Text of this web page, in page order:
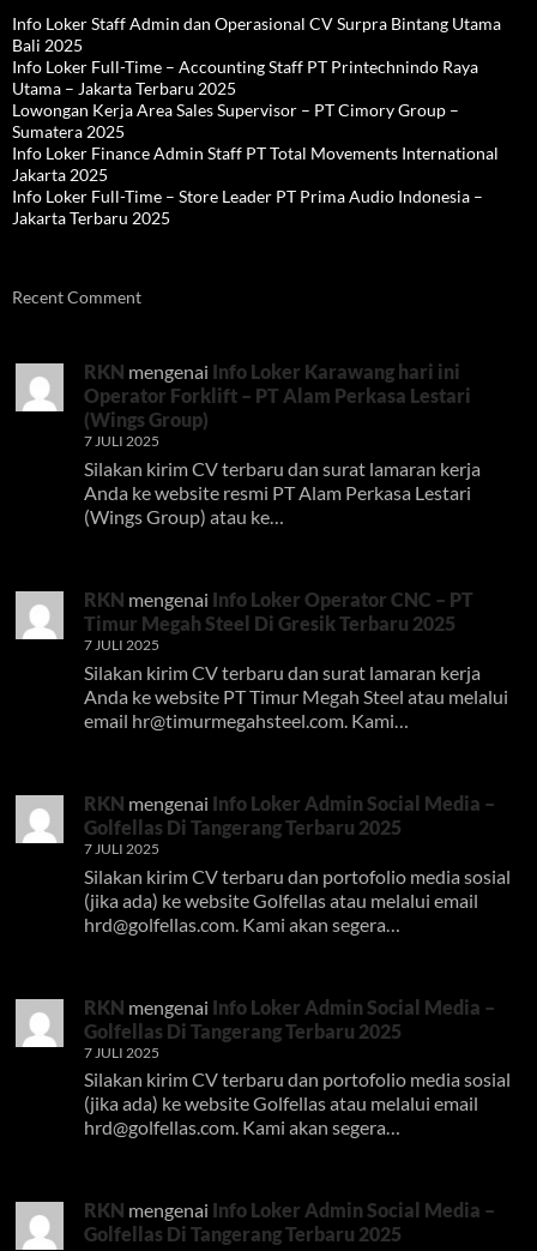
Info Loker Staff Admin dan Operasional CV Surpra Bintang Utama
Bali 2025
Info Loker Full-Time – Accounting Staff PT Printechnindo Raya
Utama – Jakarta Terbaru 2025
Lowongan Kerja Area Sales Supervisor – PT Cimory Group –
Sumatera 2025
Info Loker Finance Admin Staff PT Total Movements International
Jakarta 2025
Info Loker Full-Time – Store Leader PT Prima Audio Indonesia –
Jakarta Terbaru 2025
Recent Comment
RKN mengenai Info Loker Karawang hari ini
Operator Forklift – PT Alam Perkasa Lestari
(Wings Group)
7 JULI 2025
Silakan kirim CV terbaru dan surat lamaran kerja
Anda ke website resmi PT Alam Perkasa Lestari
(Wings Group) atau ke…
RKN mengenai Info Loker Operator CNC – PT
Timur Megah Steel Di Gresik Terbaru 2025
7 JULI 2025
Silakan kirim CV terbaru dan surat lamaran kerja
Anda ke website PT Timur Megah Steel atau melalui
email hr@timurmegahsteel.com. Kami…
RKN mengenai Info Loker Admin Social Media –
Golfellas Di Tangerang Terbaru 2025
7 JULI 2025
Silakan kirim CV terbaru dan portofolio media sosial
(jika ada) ke website Golfellas atau melalui email
hrd@golfellas.com . Kami akan segera…
RKN mengenai Info Loker Admin Social Media –
Golfellas Di Tangerang Terbaru 2025
7 JULI 2025
Silakan kirim CV terbaru dan portofolio media sosial
(jika ada) ke website Golfellas atau melalui email
hrd@golfellas.com. Kami akan segera…
RKN mengenai Info Loker Admin Social Media –
Golfellas Di Tangerang Terbaru 2025